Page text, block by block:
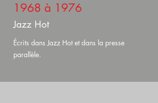
1968 à 1976
Jazz Hot
Écrits dans Jazz Hot et dans la presse
parallèle.